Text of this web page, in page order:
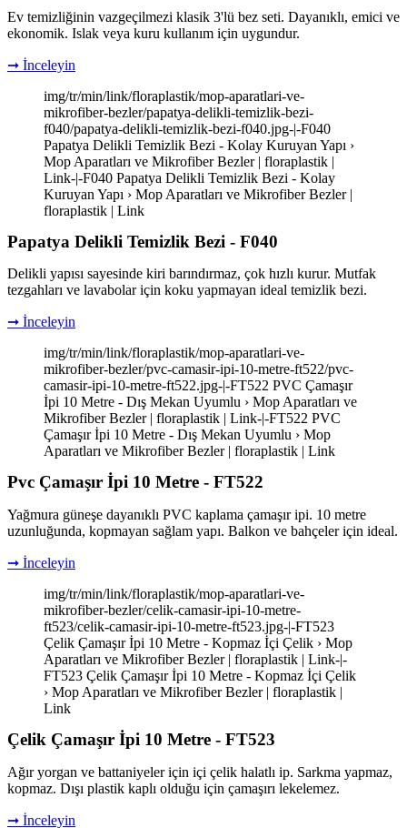
Ev temizliğinin vazgeçilmezi klasik 3'lü bez seti. Dayanıklı, emici ve
ekonomik. Islak veya kuru kullanım için uygundur.
➞ İnceleyin
img/tr/min/link/floraplastik/mop-aparatlari-ve-
mikrofiber-bezler/papatya-delikli-temizlik-bezi-
f040/papatya-delikli-temizlik-bezi-f040.jpg-|-F040
Papatya Delikli Temizlik Bezi - Kolay Kuruyan Yapı ›
Mop Aparatları ve Mikrofiber Bezler | floraplastik |
Link-|-F040 Papatya Delikli Temizlik Bezi - Kolay
Kuruyan Yapı › Mop Aparatları ve Mikrofiber Bezler |
floraplastik | Link
Papatya Delikli Temizlik Bezi - F040
Delikli yapısı sayesinde kiri barındırmaz, çok hızlı kurur. Mutfak
tezgahları ve lavabolar için koku yapmayan ideal temizlik bezi.
➞ İnceleyin
img/tr/min/link/floraplastik/mop-aparatlari-ve-
mikrofiber-bezler/pvc-camasir-ipi-10-metre-ft522/pvc-
camasir-ipi-10-metre-ft522.jpg-|-FT522 PVC Çamaşır
İpi 10 Metre - Dış Mekan Uyumlu › Mop Aparatları ve
Mikrofiber Bezler | floraplastik | Link-|-FT522 PVC
Çamaşır İpi 10 Metre - Dış Mekan Uyumlu › Mop
Aparatları ve Mikrofiber Bezler | floraplastik | Link
Pvc Çamaşır İpi 10 Metre - FT522
Yağmura güneşe dayanıklı PVC kaplama çamaşır ipi. 10 metre
uzunluğunda, kopmayan sağlam yapı. Balkon ve bahçeler için ideal.
➞ İnceleyin
img/tr/min/link/floraplastik/mop-aparatlari-ve-
mikrofiber-bezler/celik-camasir-ipi-10-metre-
ft523/celik-camasir-ipi-10-metre-ft523.jpg-|-FT523
Çelik Çamaşır İpi 10 Metre - Kopmaz İçi Çelik › Mop
Aparatları ve Mikrofiber Bezler | floraplastik | Link-|-
FT523 Çelik Çamaşır İpi 10 Metre - Kopmaz İçi Çelik
› Mop Aparatları ve Mikrofiber Bezler | floraplastik |
Link
Çelik Çamaşır İpi 10 Metre - FT523
Ağır yorgan ve battaniyeler için içi çelik halatlı ip. Sarkma yapmaz,
kopmaz. Dışı plastik kaplı olduğu için çamaşırı lekelemez.
➞ İnceleyin